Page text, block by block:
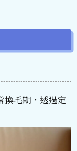
換毛期，透過定